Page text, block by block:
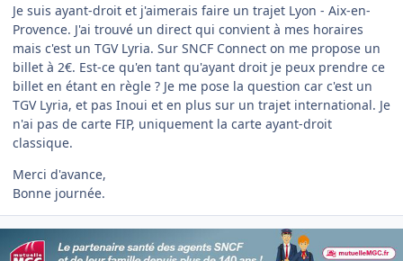
Je suis ayant-droit et j'aimerais faire un trajet Lyon - Aix-en-
Provence. J'ai trouvé un direct qui convient à mes horaires
mais c'est un TGV Lyria. Sur SNCF Connect on me propose un
billet à 2€. Est-ce qu'en tant qu'ayant droit je peux prendre ce
billet en étant en règle ? Je me pose la question car c'est un
TGV Lyria, et pas Inoui et en plus sur un trajet international. Je
n'ai pas de carte FIP, uniquement la carte ayant-droit
classique.
Merci d'avance,
Bonne journée.